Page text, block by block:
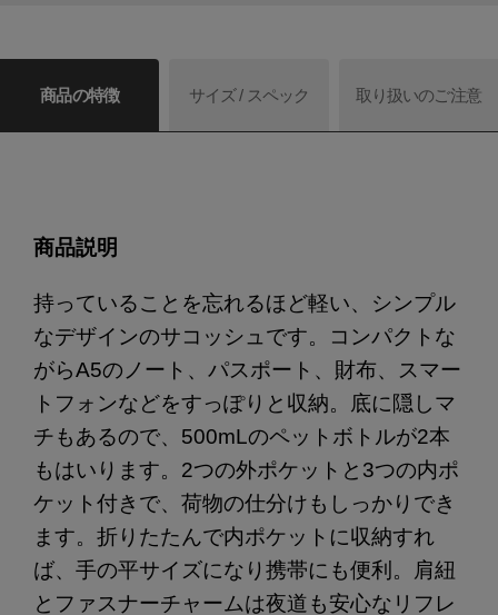
商品の特徴 サイズ / スペック 取り扱いのご注意
商品説明
持っていることを忘れるほど軽い、シンプル
なデザインのサコッシュです。コンパクトな
がらA5のノート、パスポート、財布、スマー
トフォンなどをすっぽりと収納。底に隠しマ
チもあるので、500mLのペットボトルが2本
もはいります。2つの外ポケットと3つの内ポ
ケット付きで、荷物の仕分けもしっかりでき
ます。折りたたんで内ポケットに収納すれ
ば、手の平サイズになり携帯にも便利。肩紐
とファスナーチャームは夜道も安心なリフレ